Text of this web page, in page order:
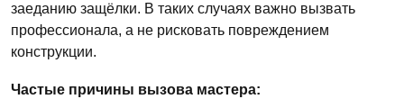
заеданию защёлки. В таких случаях важно вызвать
профессионала, а не рисковать повреждением
конструкции.
Частые причины вызова мастера: